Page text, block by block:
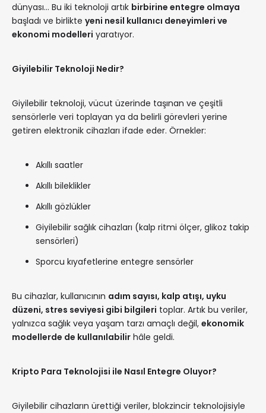
dünyası… Bu iki teknoloji artık birbirine entegre olmaya
başladı ve birlikte yeni nesil kullanıcı deneyimleri ve
ekonomi modelleri yaratıyor.
Giyilebilir Teknoloji Nedir?
Giyilebilir teknoloji, vücut üzerinde taşınan ve çeşitli
sensörlerle veri toplayan ya da belirli görevleri yerine
getiren elektronik cihazları ifade eder. Örnekler:
Akıllı saatler
Akıllı bileklikler
Akıllı gözlükler
Giyilebilir sağlık cihazları (kalp ritmi ölçer, glikoz takip
sensörleri)
Sporcu kıyafetlerine entegre sensörler
Bu cihazlar, kullanıcının adım sayısı, kalp atışı, uyku
düzeni, stres seviyesi gibi bilgileri toplar. Artık bu veriler,
yalnızca sağlık veya yaşam tarzı amaçlı değil, ekonomik
modellerde de kullanılabilir hâle geldi.
Kripto Para Teknolojisi ile Nasıl Entegre Oluyor?
Giyilebilir cihazların ürettiği veriler, blokzincir teknolojisiyle